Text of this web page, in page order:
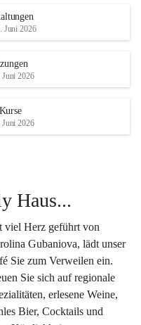
für Catering oder
Infrastruktur,
und Festwiese –
Hochzeiten &
oder Kundenevents
Rahmen für Ihre Ideen.
mit regionalen
Köstlichkeiten
oder
Juni 2026
Juni 2026
Juni 2026
Haus...
viel Herz geführt von
Gubaniova, lädt unser
Sie zum Verweilen ein.
Sie sich auf regionale
erlesene Weine,
Bier, Cocktails und